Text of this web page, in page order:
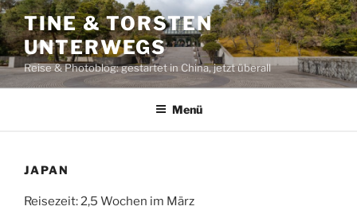
Zum
Inhalt
springen
TINE & TORSTEN
UNTERWEGS
Reise & Photoblog: gestartet in China, jetzt überall
Menü
JAPAN
Reisezeit: 2,5 Wochen im März